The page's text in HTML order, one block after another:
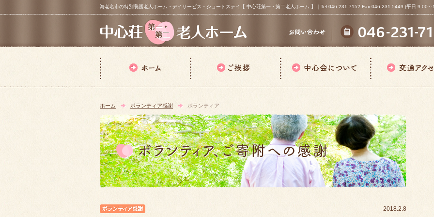
海老名市の特別養護老人ホーム・デイサービス・ショートステイ【 中心荘第一・第二老人ホーム 】｜Tel:046-231-7152 Fax:046-231-5449 (平日 9:00
ホーム ボランティア感謝 ボランティア
2018.2.8